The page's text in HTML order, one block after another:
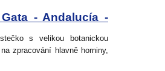
- Andalucía -
s velikou botanickou
zpracování hlavně horniny,